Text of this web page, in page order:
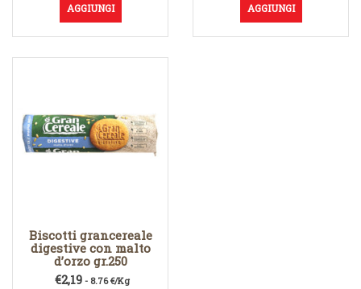
AGGIUNGI AGGIUNGI
Biscotti grancereale
digestive con malto
d’orzo gr.250
€2,19 - 8.76 €/Kg